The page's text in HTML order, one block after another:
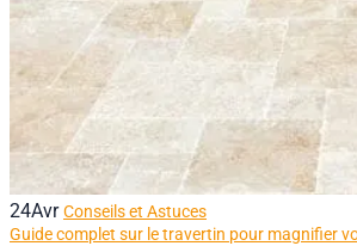
24Avr Conseils et Astuces
Guide complet sur le travertin pour magnifier